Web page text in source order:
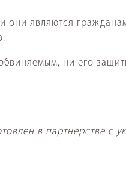
они являются
ни его
в партнерстве с